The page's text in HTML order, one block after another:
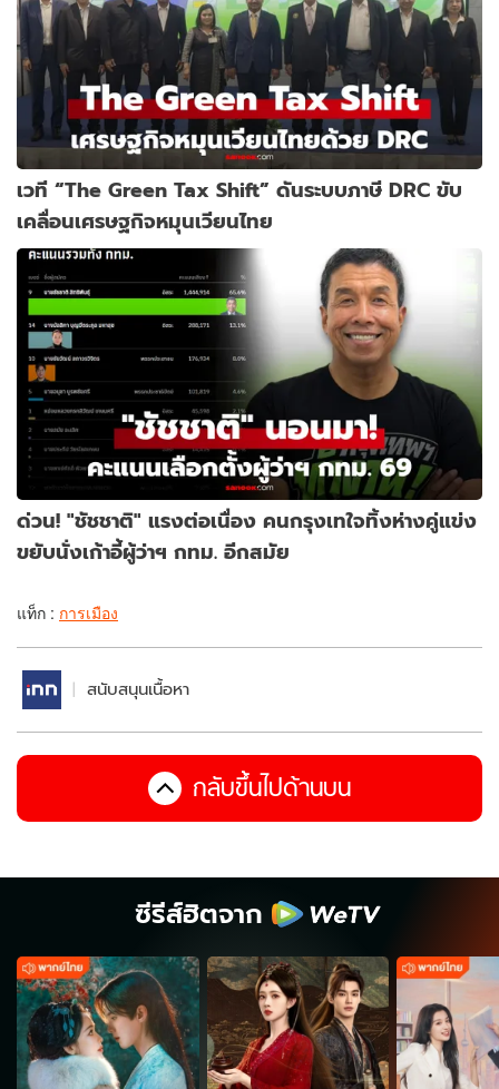
เวที “The Green Tax Shift” ดันระบบภาษี DRC ขับ
เคลื่อนเศรษฐกิจหมุนเวียนไทย
ด่วน! "ชัชชาติ" แรงต่อเนื่อง คนกรุงเทใจทิ้งห่างคู่แข่ง
ขยับนั่งเก้าอี้ผู้ว่าฯ กทม. อีกสมัย
แท็ก : การเมือง
สนับสนุนเนื้อหา
กลับขึ้นไปด้านบน
ซีรีส์ฮิตจาก